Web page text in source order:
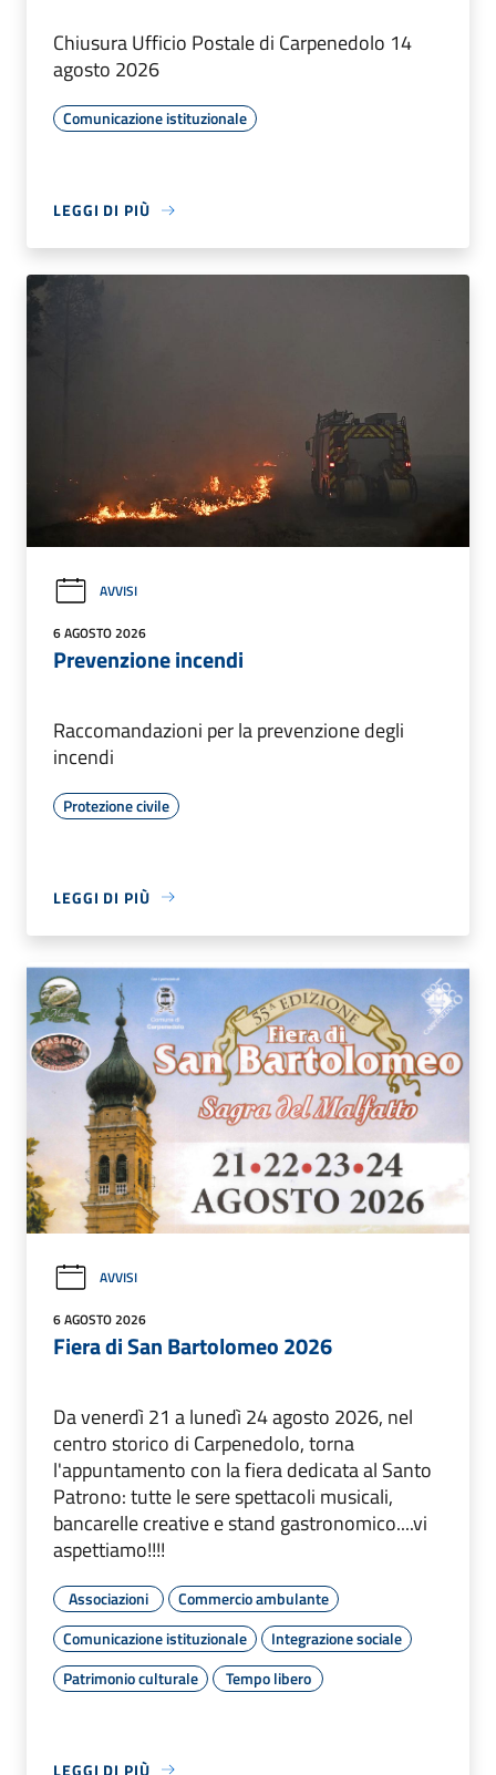
Chiusura Ufficio Postale di Carpenedolo 14
agosto 2026
Comunicazione istituzionale
LEGGI DI PIÙ
AVVISI
6 AGOSTO 2026
Prevenzione incendi
Raccomandazioni per la prevenzione degli
incendi
Protezione civile
LEGGI DI PIÙ
AVVISI
6 AGOSTO 2026
Fiera di San Bartolomeo 2026
Da venerdì 21 a lunedì 24 agosto 2026, nel
centro storico di Carpenedolo, torna
l'appuntamento con la fiera dedicata al Santo
Patrono: tutte le sere spettacoli musicali,
bancarelle creative e stand gastronomico....vi
aspettiamo!!!!
Associazioni
Commercio ambulante
Comunicazione istituzionale
Integrazione sociale
Patrimonio culturale
Tempo libero
LEGGI DI PIÙ